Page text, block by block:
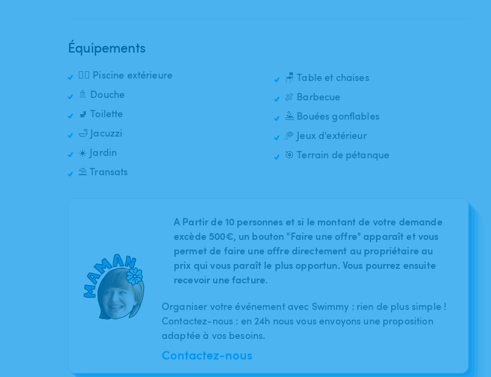
Équipements
🏊‍♂️ Piscine extérieure
🚿 Douche
🚽 Toilette
🛁 Jacuzzi
☀️ Jardin
⛱️ Transats
🪑 Table et chaises
🍖 Barbecue
🤽 Bouées gonflables
🥏 Jeux d'extérieur
🎯 Terrain de pétanque
A Partir de 10 personnes et si le montant de votre demande
excède 500€, un bouton "Faire une offre" apparaît et vous
permet de faire une offre directement au propriétaire au
prix qui vous paraît le plus opportun. Vous pourrez ensuite
recevoir une facture.
Organiser votre événement avec Swimmy : rien de plus simple !
Contactez-nous : en 24h nous vous envoyons une proposition
adaptée à vos besoins.
Contactez-nous